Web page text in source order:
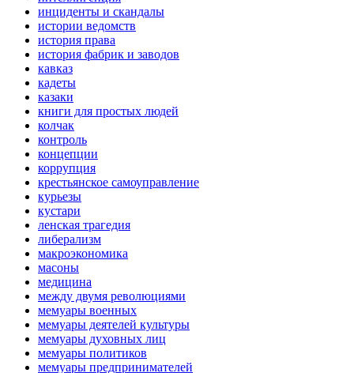
инциденты и скандалы
истории ведомств
история права
история фабрик и заводов
кавказ
кадеты
казаки
книги для простых людей
колчак
контроль
концепции
коррупция
крестьянское самоуправление
курьезы
кустари
ленская трагедия
либерализм
макроэкономика
масоны
медицина
между двумя революциями
мемуары военных
мемуары деятелей культуры
мемуары духовных лиц
мемуары политиков
мемуары предпринимателей